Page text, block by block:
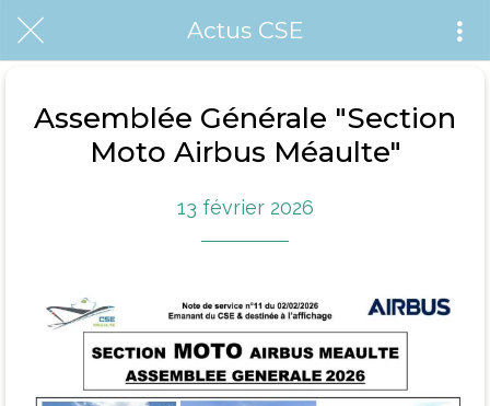
Actus CSE
Assemblée Générale "Section
Moto Airbus Méaulte"
13 février 2026